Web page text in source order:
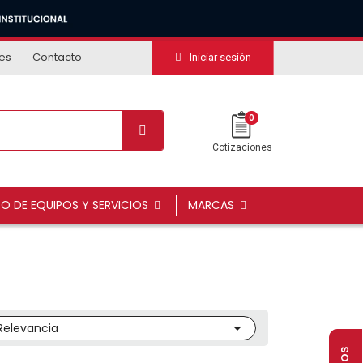
Contacto Iniciar sesión
0
Cotizaciones
DE EQUIPOS Y SERVICIOS MARCAS
